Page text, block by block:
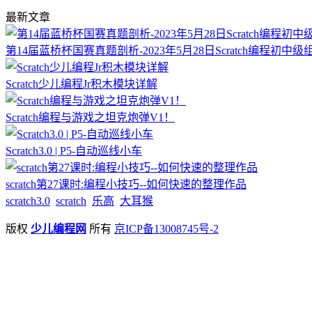
最新文章
第14届蓝桥杯国赛真题剖析-2023年5月28日Scratch编程初中级
Scratch少儿编程Jr积木模块详解
Scratch编程与游戏之坦克炮弹V1！
Scratch3.0 | P5-自动巡线小车
scratch第27课时:编程小技巧--如何快速的整理作品
scratch3.0 scratch 乐高 大耳猴
版权 少儿编程网 所有 京ICP备13008745号-2